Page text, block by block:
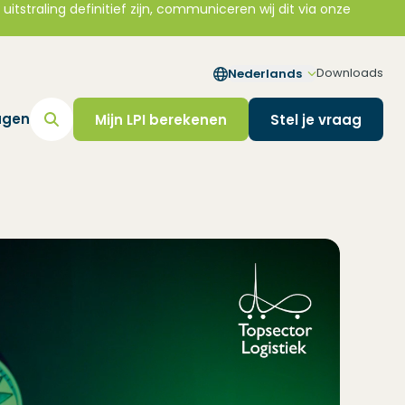
definitief zijn, communiceren wij dit via onze
Nederlands Downloads
Mijn LPI berekenen Stel je vraag